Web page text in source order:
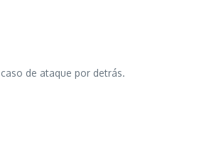
de ataque por detrás.